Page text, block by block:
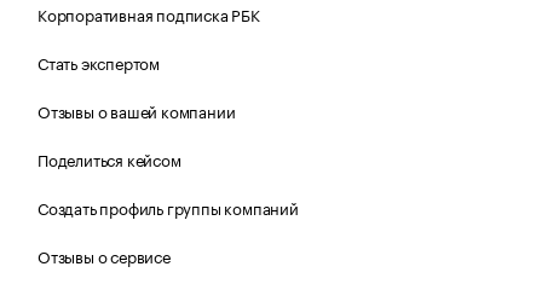
Корпоративная подписка РБК
Стать экспертом
Отзывы о вашей компании
Поделиться кейсом
Создать профиль группы компаний
Отзывы о сервисе